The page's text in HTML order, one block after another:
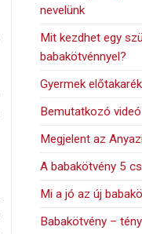
nevelünk
Mit kezdhet egy
babakötvénnyel?
Gyermek
Bemutatkozó videó
Megjelent az
A babakötvény 5
Mi a jó az új
Babakötvény –